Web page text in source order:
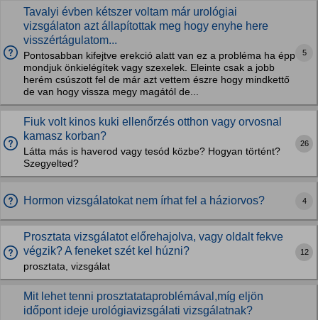
Tavalyi évben kétszer voltam már urológiai
vizsgálaton azt állapítottak meg hogy enyhe here
visszértágulatom...
Pontosabban kifejtve erekció alatt van ez a probléma ha épp
mondjuk önkielégítek vagy szexelek. Eleinte csak a jobb
herém csúszott fel de már azt vettem észre hogy mindkettő
de van hogy vissza megy magától de...
5
Fiuk volt kinos kuki ellenőrzés otthon vagy orvosnal
kamasz korban?
Látta más is haverod vagy tesód közbe? Hogyan történt?
Szegyelted?
26
Hormon vizsgálatokat nem írhat fel a háziorvos? 4
Prosztata vizsgálatot előrehajolva, vagy oldalt fekve
végzik? A feneket szét kel húzni?
prosztata, vizsgálat
12
Mit lehet tenni prosztatataproblémával,míg eljön
időpont ideje urológiavizsgálati vizsgálatnak?